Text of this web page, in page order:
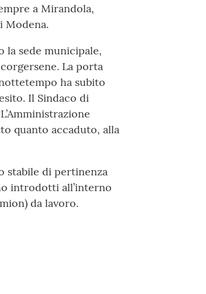
a Mirandola,
Modena.
sede municipale,
La porta
ha subito
Il Sindaco di
quanto accaduto, alla
stabile di pertinenza
introdotti all’interno
da lavoro.